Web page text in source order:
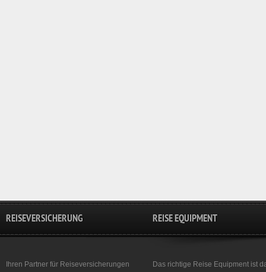
REISEVERSICHERUNG
Ihren Partner für Reiseversicherungen
REISE EQUIPMENT
Das richtige Reise Equipment ist